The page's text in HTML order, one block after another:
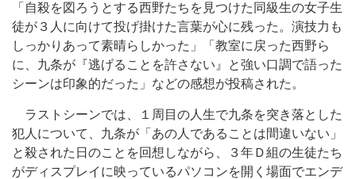
「自殺を図ろうとする西野たちを見つけた同級生の女子生
徒が３人に向けて投げ掛けた言葉が心に残った。演技力も
しっかりあって素晴らしかった」「教室に戻った西野ら
に、九条が『逃げることを許さない』と強い口調で語った
シーンは印象的だった」などの感想が投稿された。
ラストシーンでは、１周目の人生で九条を突き落とした
犯人について、九条が「あの人であることは間違いない」
と殺された日のことを回想しながら、３年Ｄ組の生徒たち
がディスプレイに映っているパソコンを開く場面でエンデ